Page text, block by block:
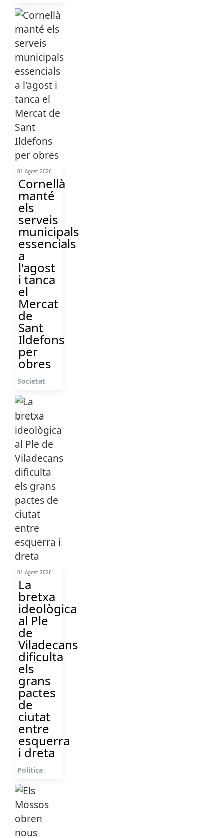
01 Agost 2026
Cornellà
manté
els
serveis
municipals
essencials
a
l'agost
i tanca
el
Mercat
de
Sant
Ildefons
per
obres
Societat
01 Agost 2026
La
bretxa
ideològica
al Ple
de
Viladecans
dificulta
els
grans
pactes
de
ciutat
entre
esquerra
i dreta
Política